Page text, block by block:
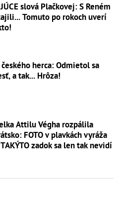
slová Plačkovej: S Reném
Tomuto po rokoch uverí
herca: Odmietol sa
a tak... Hrôza!
Attilu Végha rozpálila
FOTO v plavkách vyráža
zadok sa len tak nevidí